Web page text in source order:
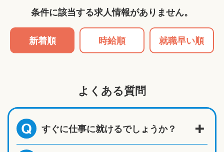
条件に該当する求人情報がありません。
新着順 時給順 就職早い順
よくある質問
Q すぐに仕事に就けるでしょうか？